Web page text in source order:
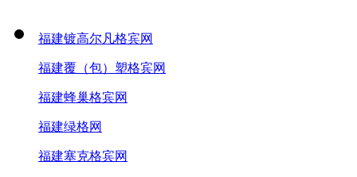
福建镀高尔凡格宾网
福建覆（包）塑格宾网
福建蜂巢格宾网
福建绿格网
福建塞克格宾网